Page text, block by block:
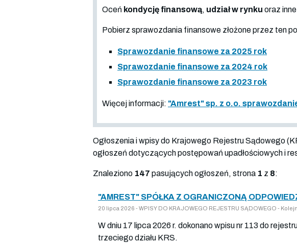
Oceń kondycję finansową, udział w rynku oraz
Pobierz sprawozdania finansowe złożone przez ten
Sprawozdanie finansowe za 2025 rok
Sprawozdanie finansowe za 2024 rok
Sprawozdanie finansowe za 2023 rok
Więcej informacji: "Amrest" sp. z o.o.
Ogłoszenia i wpisy do Krajowego Rejestru Sądowego
ogłoszeń dotyczących postępowań upadłościowych i
Znaleziono 147 pasujących ogłoszeń, strona 1 z 8:
"AMREST" SPÓŁKA Z OGRANICZONĄ
20 lipca 2026 - WPISY DO KRAJOWEGO REJESTRU SĄDOWEGO -
W dniu 17 lipca 2026 r. dokonano wpisu nr 113 do
trzeciego działu KRS.